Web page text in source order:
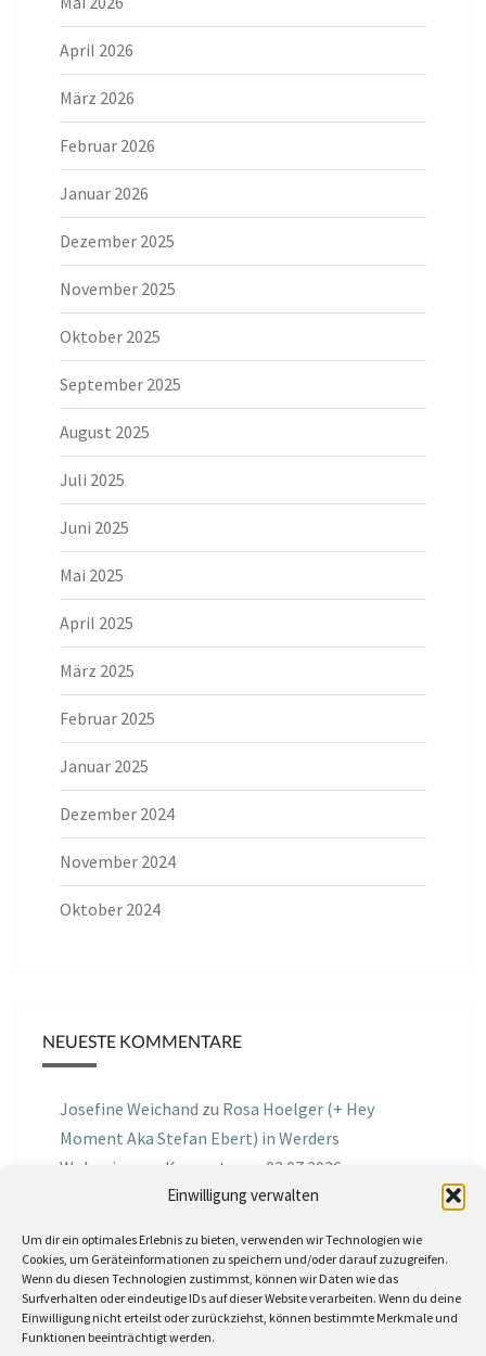
Einwilligung verwalten
Um dir ein optimales Erlebnis zu bieten, verwenden wir Technologien wie
Cookies, um Geräteinformationen zu speichern und/oder darauf zuzugreifen.
Wenn du diesen Technologien zustimmst, können wir Daten wie das
Surfverhalten oder eindeutige IDs auf dieser Website verarbeiten. Wenn du deine
Einwilligung nicht erteilst oder zurückziehst, können bestimmte Merkmale und
Funktionen beeinträchtigt werden.
April 2026
März 2026
Februar 2026
Januar 2026
Dezember 2025
November 2025
Oktober 2025
September 2025
August 2025
Juli 2025
Juni 2025
Mai 2025
April 2025
März 2025
Februar 2025
Januar 2025
Dezember 2024
November 2024
Oktober 2024
NEUESTE KOMMENTARE
Josefine Weichand zu Rosa Hoelger (+ Hey
Moment Aka Stefan Ebert) in Werders
Wohnzimmer Konzerte am 03.07.2026
Podcast Nr.01 vom 08.09.2025 mit Joe Astray
MIRI IN THE GREENzuMiri in the Green in der
Hemingway Lounge, am 30.05.2026